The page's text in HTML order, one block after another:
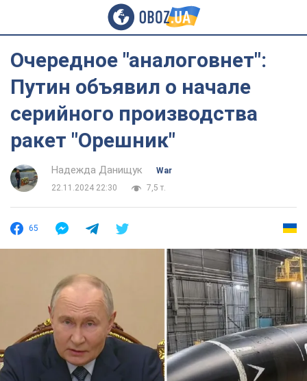
Очередное "аналоговнет":
Путин объявил о начале
серийного производства
ракет "Орешник"
Надежда Данищук
War
22.11.2024 22:30
7,5 т.
65